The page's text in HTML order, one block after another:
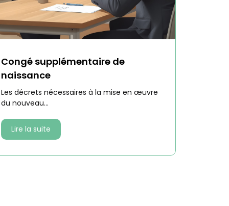
Congé supplémentaire de
naissance
Les décrets nécessaires à la mise en œuvre
du nouveau...
Lire la suite